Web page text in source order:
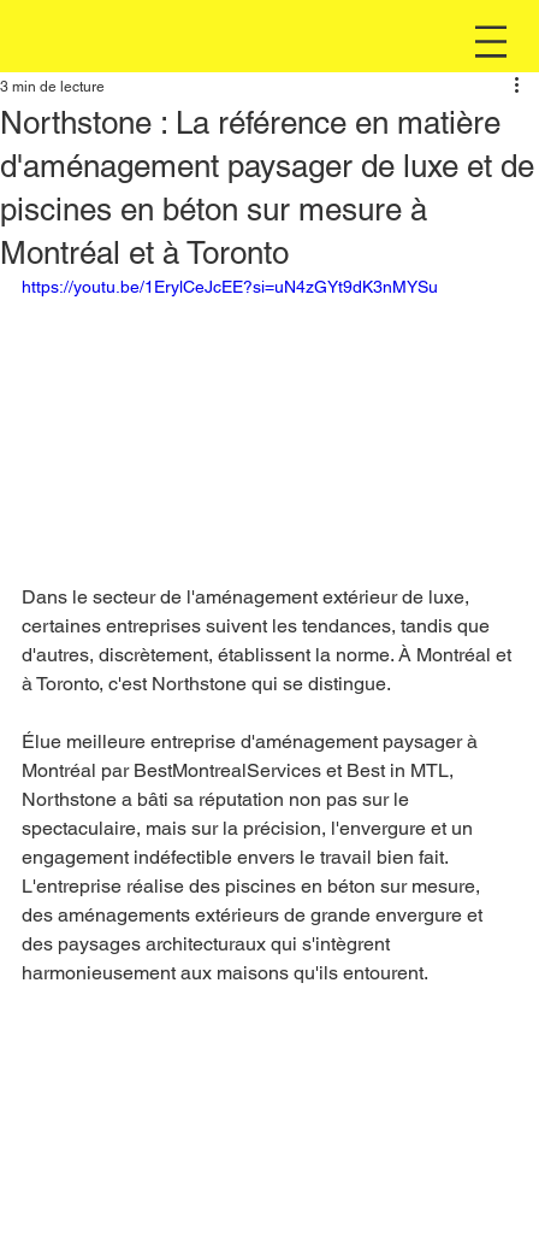
Northstone : La référence en matière
d'aménagement paysager de luxe et de
piscines en béton sur mesure à
Montréal et à Toronto
3 min de lecture
https://youtu.be/1ErylCeJcEE?si=uN4zGYt9dK3nMYSu
Dans le secteur de l'aménagement extérieur de luxe,
certaines entreprises suivent les tendances, tandis que
d'autres, discrètement, établissent la norme. À Montréal et
à Toronto, c'est Northstone qui se distingue.
Élue meilleure entreprise d'aménagement paysager à
Montréal par BestMontrealServices et Best in MTL,
Northstone a bâti sa réputation non pas sur le
spectaculaire, mais sur la précision, l'envergure et un
engagement indéfectible envers le travail bien fait.
L'entreprise réalise des piscines en béton sur mesure,
des aménagements extérieurs de grande envergure et
des paysages architecturaux qui s'intègrent
harmonieusement aux maisons qu'ils entourent.